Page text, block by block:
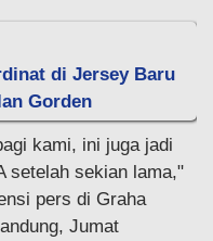
di Jersey Baru
Gorden
kami, ini juga jadi
setelah sekian lama,"
pers di Graha
Jumat